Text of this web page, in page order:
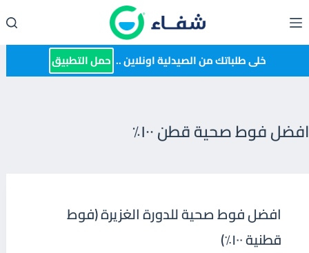
إلى
المحتوى خلى طلباتك من الصيدلية اونلاين .. حمل التطبيق
افضل فوط صحية قطن ١٠٠٪
افضل فوط صحية للدورة الغزيرة (فوط
قطنية ١٠٠٪)